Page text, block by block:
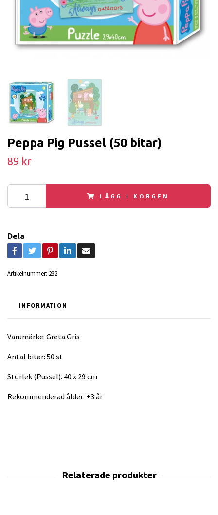
Peppa Pig Pussel (50 bitar)
89 kr
LÄGG I KORGEN
Dela
Artikelnummer: 232
INFORMATION
Varumärke: Greta Gris
Antal bitar: 50 st
Storlek (Pussel): 40 x 29 cm
Rekommenderad ålder: +3 år